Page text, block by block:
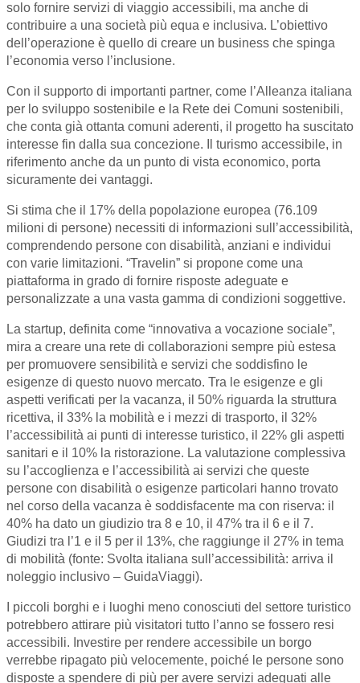
solo fornire servizi di viaggio accessibili, ma anche di
contribuire a una società più equa e inclusiva. L’obiettivo
dell’operazione è quello di creare un business che spinga
l’economia verso l’inclusione.
Con il supporto di importanti partner, come l’Alleanza italiana
per lo sviluppo sostenibile e la Rete dei Comuni sostenibili,
che conta già ottanta comuni aderenti, il progetto ha suscitato
interesse fin dalla sua concezione. Il turismo accessibile, in
riferimento anche da un punto di vista economico, porta
sicuramente dei vantaggi.
Si stima che il 17% della popolazione europea (76.109
milioni di persone) necessiti di informazioni sull’accessibilità,
comprendendo persone con disabilità, anziani e individui
con varie limitazioni. “Travelin” si propone come una
piattaforma in grado di fornire risposte adeguate e
personalizzate a una vasta gamma di condizioni soggettive.
La startup, definita come “innovativa a vocazione sociale”,
mira a creare una rete di collaborazioni sempre più estesa
per promuovere sensibilità e servizi che soddisfino le
esigenze di questo nuovo mercato. Tra le esigenze e gli
aspetti verificati per la vacanza, il 50% riguarda la struttura
ricettiva, il 33% la mobilità e i mezzi di trasporto, il 32%
l’accessibilità ai punti di interesse turistico, il 22% gli aspetti
sanitari e il 10% la ristorazione. La valutazione complessiva
su l’accoglienza e l’accessibilità ai servizi che queste
persone con disabilità o esigenze particolari hanno trovato
nel corso della vacanza è soddisfacente ma con riserva: il
40% ha dato un giudizio tra 8 e 10, il 47% tra il 6 e il 7.
Giudizi tra l’1 e il 5 per il 13%, che raggiunge il 27% in tema
di mobilità (fonte: Svolta italiana sull’accessibilità: arriva il
noleggio inclusivo – GuidaViaggi).
I piccoli borghi e i luoghi meno conosciuti del settore turistico
potrebbero attirare più visitatori tutto l’anno se fossero resi
accessibili. Investire per rendere accessibile un borgo
verrebbe ripagato più velocemente, poiché le persone sono
disposte a spendere di più per avere servizi adeguati alle